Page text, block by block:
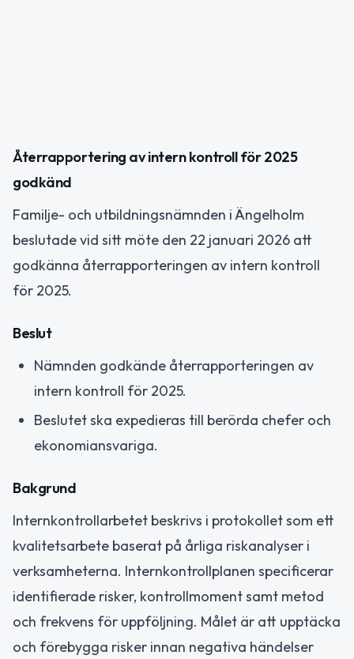
Återrapportering av intern kontroll för 2025
godkänd
Familje- och utbildningsnämnden i Ängelholm
beslutade vid sitt möte den 22 januari 2026 att
godkänna återrapporteringen av intern kontroll
för 2025.
Beslut
Nämnden godkände återrapporteringen av
intern kontroll för 2025.
Beslutet ska expedieras till berörda chefer och
ekonomiansvariga.
Bakgrund
Internkontrollarbetet beskrivs i protokollet som ett
kvalitetsarbete baserat på årliga riskanalyser i
verksamheterna. Internkontrollplanen specificerar
identifierade risker, kontrollmoment samt metod
och frekvens för uppföljning. Målet är att upptäcka
och förebygga risker innan negativa händelser